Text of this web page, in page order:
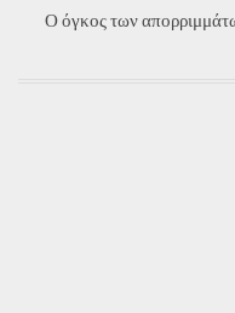
Ο όγκος των